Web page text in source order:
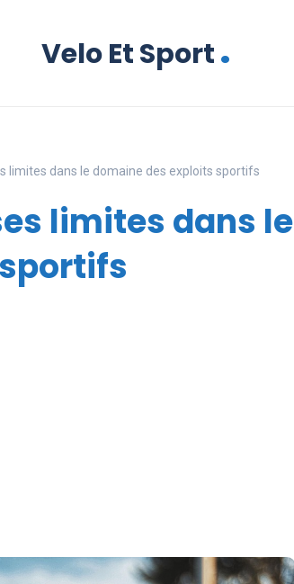
Velo Et Sport.
limites dans le domaine des exploits sportifs
limites dans le